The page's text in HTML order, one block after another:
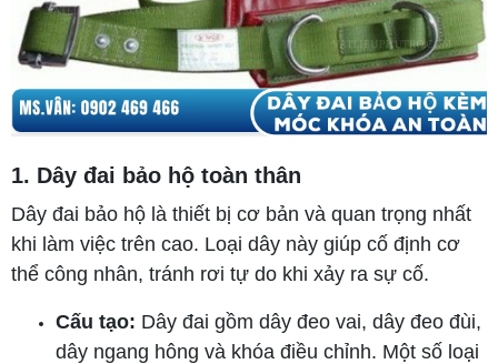
1. Dây đai bảo hộ toàn thân
Dây đai bảo hộ là thiết bị cơ bản và quan trọng nhất
khi làm việc trên cao. Loại dây này giúp cố định cơ
thể công nhân, tránh rơi tự do khi xảy ra sự cố.
Cấu tạo: Dây đai gồm dây đeo vai, dây đeo đùi,
dây ngang hông và khóa điều chỉnh. Một số loại